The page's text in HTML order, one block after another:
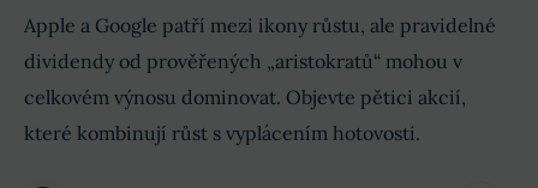
Apple a Google patří mezi ikony růstu, ale pravidelné
dividendy od prověřených „aristokratů“ mohou v
celkovém výnosu dominovat. Objevte pětici akcií,
které kombinují růst s vyplácením hotovosti.